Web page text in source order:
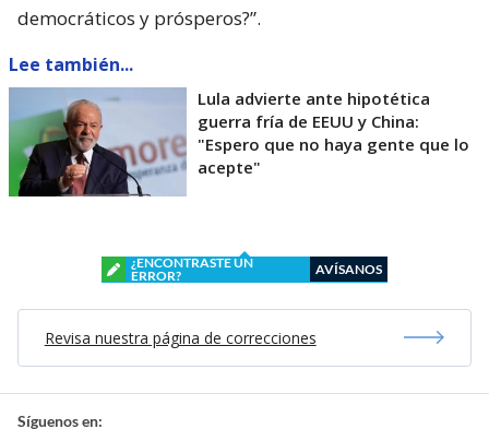
democráticos y prósperos?”.
Lee también...
Lula advierte ante hipotética
guerra fría de EEUU y China:
"Espero que no haya gente que lo
acepte"
¿ENCONTRASTE UN
ERROR?
AVÍSANOS
Revisa nuestra página de correcciones
Síguenos en: